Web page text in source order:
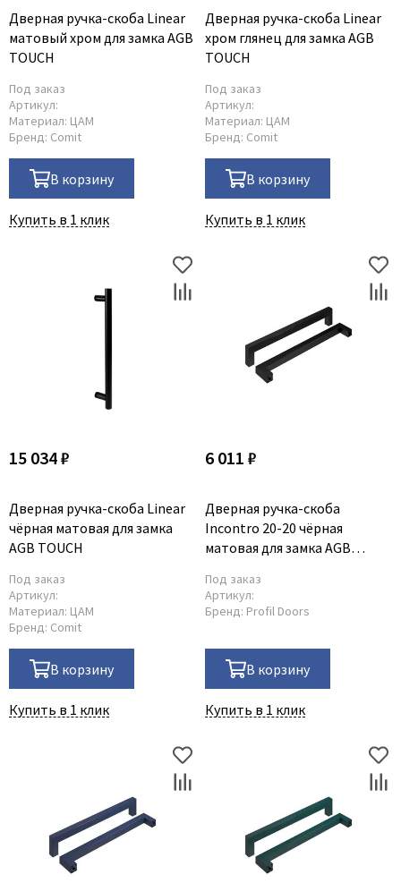
Adden Bau
AGB
Aldeghi Luigi
Alvero
Archie
Armadillo
Aurum Doors
Eclisse
Fantom
Fimet
Fuaro
GlassTur
Hausdoors
Kapelli
Line Doors
Серия 0PE
Серия 0PA
Фурнитура
Дверная ручка-скоба Linear
матовый хром для замка AGB
TOUCH
Под заказ
Артикул:
Материал: ЦАМ
Бренд: Comit
В корзину
Купить в 1 клик
Дверная ручка-скоба Linear
хром глянец для замка AGB
TOUCH
Под заказ
Артикул:
Материал: ЦАМ
Бренд: Comit
В корзину
Купить в 1 клик
15 034 ₽
Дверная ручка-скоба Linear
чёрная матовая для замка
AGB TOUCH
Под заказ
Артикул:
Материал: ЦАМ
Бренд: Comit
В корзину
Купить в 1 клик
6 011 ₽
Дверная ручка-скоба
Incontro 20-20 чёрная
матовая для замка AGB
Под заказ
Артикул:
Бренд: Profil Doors
В корзину
Купить в 1 клик